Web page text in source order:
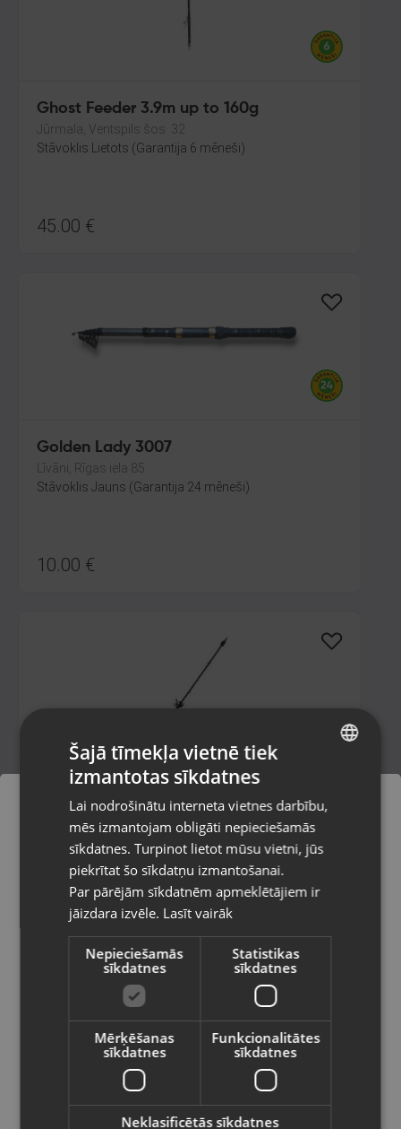
Ghost Feeder 3.9m up to 160g
Jūrmala, Ventspils šos. 32
Stāvoklis Lietots (Garantija 6 mēneši)
45.00 €
Golden Lady 3007
Līvāni, Rīgas iela 85
Stāvoklis Jauns (Garantija 24 mēneši)
10.00 €
ARES SEA QUIVER 420
Dobele, Baznīcas iela 4a
Stāvoklis Lietots (Garantija 6 mēneši)
30.00€
YAGI LIGHT SPOON 1-4g
Pasūtījumi tiks piegādāti uz
izvēlēto valsti
Vietnes saturs būs attēlots izvēlētajā
valodā
Valsts
Latviešu / Latvian
RUSSIAN
Šajā tīmekļa vietnē tiek
izmantotas sīkdatnes
Lai nodrošinātu interneta vietnes darbību,
mēs izmantojam obligāti nepieciešamās
sīkdatnes. Turpinot lietot mūsu vietni, jūs
piekrītat šo sīkdatņu izmantošanai.
Par pārējām sīkdatnēm apmeklētājiem ir
jāizdara izvēle. Lasīt vairāk
Nepieciešamās
sīkdatnes
Statistikas
sīkdatnes
Mērķēšanas
sīkdatnes
Funkcionalitātes
sīkdatnes
Neklasificētās sīkdatnes